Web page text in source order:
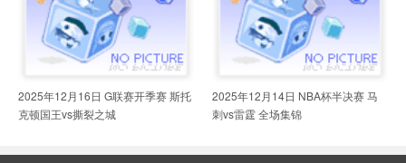
2025年12月16日 G联赛开季赛 斯托
克顿国王vs撕裂之城
2025年12月14日 NBA杯半决赛 马
刺vs雷霆 全场集锦